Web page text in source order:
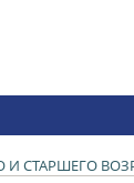
СТАРШЕГО